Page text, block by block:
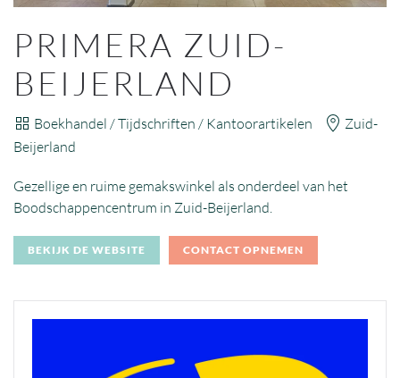
PRIMERA ZUID-
BEIJERLAND
Boekhandel / Tijdschriften / Kantoorartikelen
Zuid-
Beijerland
Gezellige en ruime gemakswinkel als onderdeel van het
Boodschappencentrum in Zuid-Beijerland.
BEKIJK DE WEBSITE CONTACT OPNEMEN